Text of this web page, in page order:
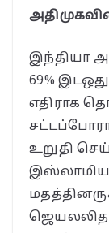
இந்தியா
69%
எதிராக
உறுதி